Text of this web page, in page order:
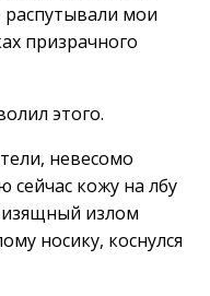
распутывали мои
призрачного
этого.
невесомо
сейчас кожу на лбу
излом
носику, коснулся